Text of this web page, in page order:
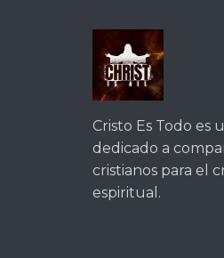
Cristo Es Todo es
dedicado a
cristianos para el
espiritual.